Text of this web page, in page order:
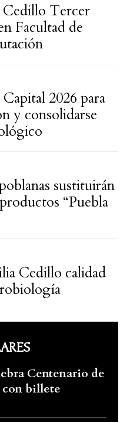
Cedillo Tercer
Facultad de
2026 para
y consolidarse
sustituirán
“Puebla
Cedillo calidad
Centenario de
con billete